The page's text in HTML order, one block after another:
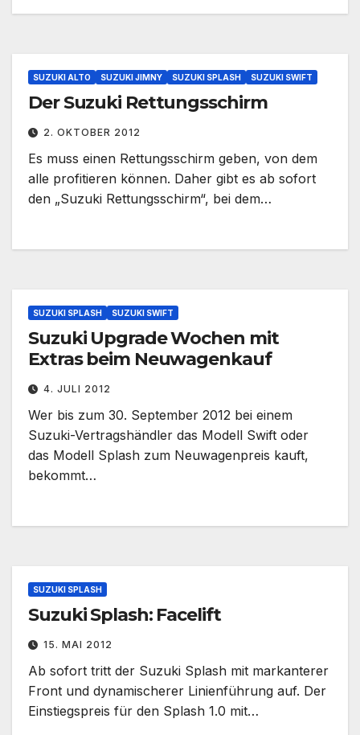
SUZUKI ALTO SUZUKI JIMNY SUZUKI SPLASH SUZUKI SWIFT
Der Suzuki Rettungsschirm
2. OKTOBER 2012
Es muss einen Rettungsschirm geben, von dem
alle profitieren können. Daher gibt es ab sofort
den „Suzuki Rettungsschirm“, bei dem…
SUZUKI SPLASH SUZUKI SWIFT
Suzuki Upgrade Wochen mit
Extras beim Neuwagenkauf
4. JULI 2012
Wer bis zum 30. September 2012 bei einem
Suzuki-Vertragshändler das Modell Swift oder
das Modell Splash zum Neuwagenpreis kauft,
bekommt…
SUZUKI SPLASH
Suzuki Splash: Facelift
15. MAI 2012
Ab sofort tritt der Suzuki Splash mit markanterer
Front und dynamischerer Linienführung auf. Der
Einstiegspreis für den Splash 1.0 mit…